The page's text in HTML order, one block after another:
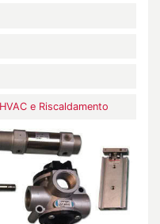
e Riscaldamento